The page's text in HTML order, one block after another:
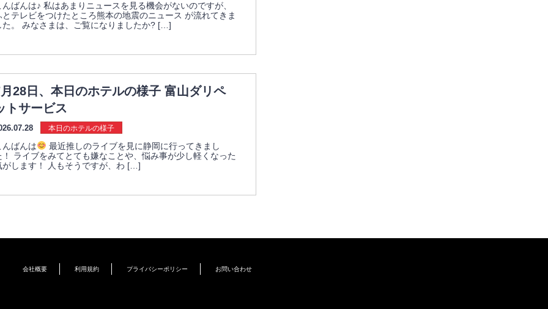
んばんは♪ 私はあまりニュースを見る機会がないのですが、
とテレビをつけたところ熊本の地震のニュース が流れてきま
た。 みなさまは、ご覧になりましたか? […]
28日、本日のホテルの様子 富山ダリペ
トサービス
本日のホテルの様子
んばんは
最近推しのライブを見に静岡に行ってきまし
！ ライブをみてとても嫌なことや、悩み事が少し軽くなった
がします！ 人もそうですが、わ […]
会社概要 利用規約 プライバシーポリシー お問い合わせ